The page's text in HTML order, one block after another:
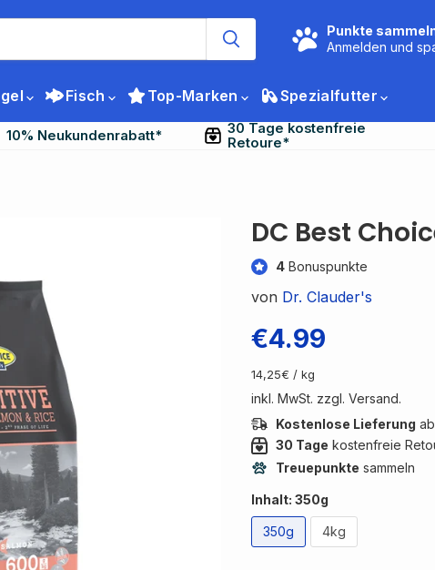
Punkte
Anmelden und
Fisch Top-Marken Spezialfutter
10% Neukundenrabatt*
30 Tage kostenfreie
Retoure*
DC Best
4Bonuspunkte
von Dr. Clauder's
Aktueller Preis
€4.99
14,25€ / kg
inkl. MwSt. zzgl. Versand.
Kostenlose Lieferung
30 Tage kostenfreie
Treuepunkte sammeln
Inhalt: 350g
350g 4kg